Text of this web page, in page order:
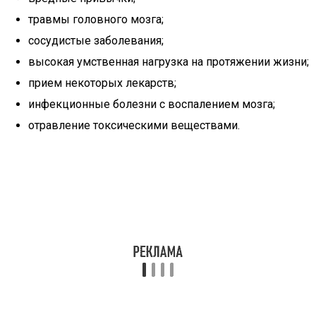
травмы головного мозга;
сосудистые заболевания;
высокая умственная нагрузка на протяжении жизни;
прием некоторых лекарств;
инфекционные болезни с воспалением мозга;
отравление токсическими веществами.